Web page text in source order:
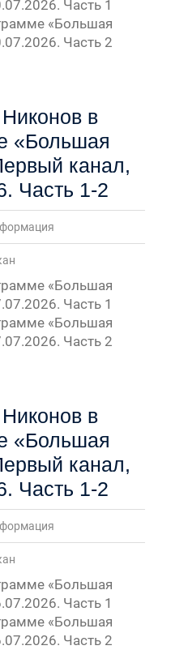
Часть 1
«Большая
Часть 2
в
«Большая
канал,
Часть 1-2
«Большая
Часть 1
«Большая
Часть 2
в
«Большая
канал,
Часть 1-2
«Большая
Часть 1
«Большая
Часть 2